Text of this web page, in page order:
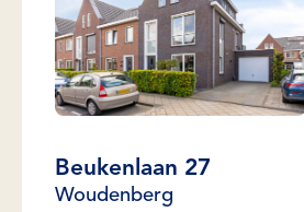
Beukenlaan 27
Woudenberg